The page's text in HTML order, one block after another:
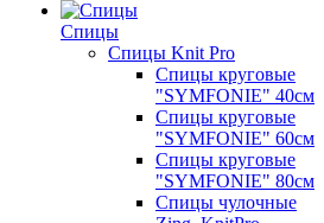
Спицы
Спицы Knit Pro
Спицы круговые
"SYMFONIE" 40см
Спицы круговые
"SYMFONIE" 60см
Спицы круговые
"SYMFONIE" 80см
Спицы чулочные